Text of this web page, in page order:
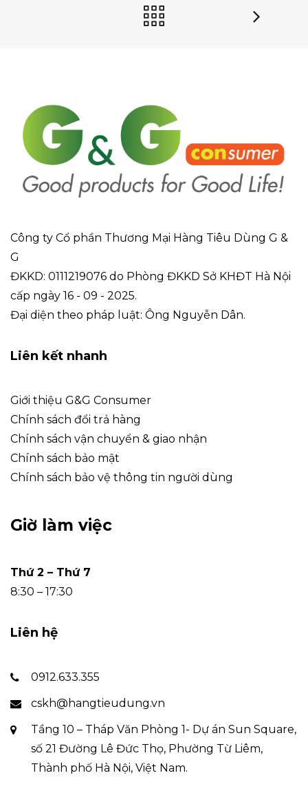
Công ty Cổ phần Thương Mại Hàng Tiêu Dùng G &
G
ĐKKD: 0111219076 do Phòng ĐKKD Sở KHĐT Hà Nội
cấp ngày 16 - 09 - 2025.
Đại diện theo pháp luật: Ông Nguyễn Dân.
Liên kết nhanh
Giới thiệu G&G Consumer
Chính sách đổi trả hàng
Chính sách vận chuyển & giao nhận
Chính sách bảo mật
Chính sách bảo vệ thông tin người dùng
Giờ làm việc
Thứ 2 – Thứ 7
8:30 – 17:30
Liên hệ
0912.633.355
cskh@hangtieudung.vn
Tầng 10 – Tháp Văn Phòng 1- Dự án Sun Square,
số 21 Đường Lê Đức Thọ, Phường Từ Liêm,
Thành phố Hà Nội, Việt Nam.